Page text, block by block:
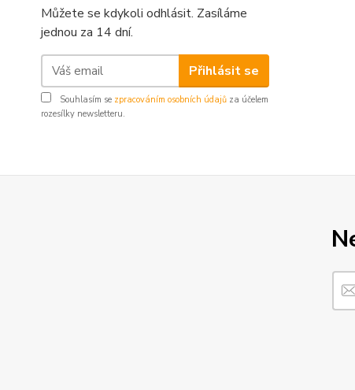
Můžete se kdykoli odhlásit. Zasíláme
jednou za 14 dní.
Přihlásit se
Souhlasím se zpracováním osobních údajů za účelem
rozesílky newsletteru.